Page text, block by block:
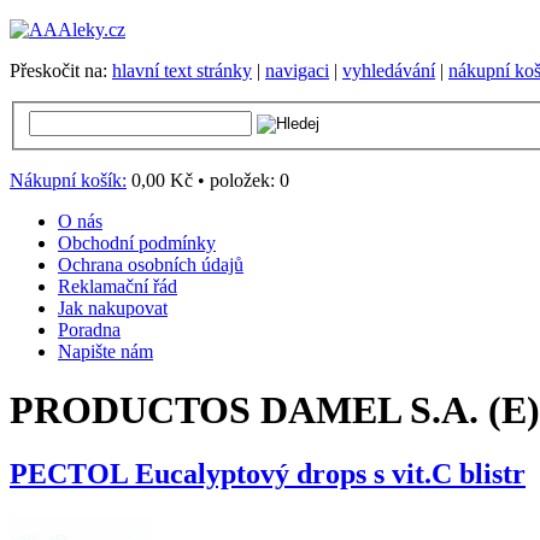
Přeskočit na: hlavní text stránky | navigaci | vyhledávání| nákupní
Nákupní košík: 0,00 Kč • položek: 0
O nás
Obchodní podmínky
Ochrana osobních údajů
Reklamační řád
Jak nakupovat
Poradna
Napište nám
PRODUCTOS DAMEL S.A. (E)
PECTOL Eucalyptový drops s vit.C blistr